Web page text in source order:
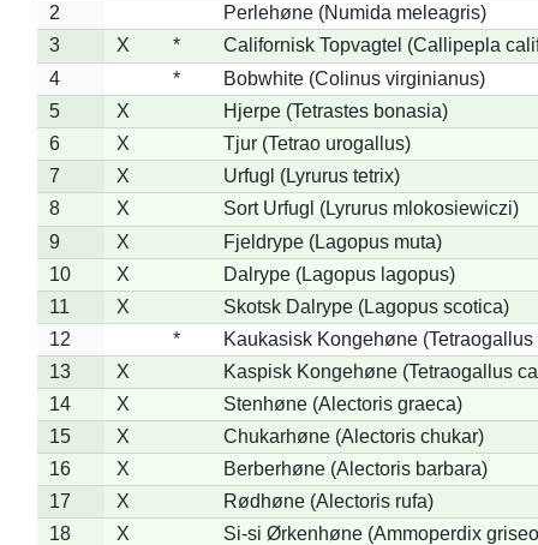
2
Perlehøne (Numida meleagris)
3
X *
Californisk Topvagtel (Callipepla
4
*
Bobwhite (Colinus virginianus)
5
X
Hjerpe (Tetrastes bonasia)
6
X
Tjur (Tetrao urogallus)
7
X
Urfugl (Lyrurus tetrix)
8
X
Sort Urfugl (Lyrurus mlokosiewiczi)
9
X
Fjeldrype (Lagopus muta)
10
X
Dalrype (Lagopus lagopus)
11
X
Skotsk Dalrype (Lagopus scotica)
12
*
Kaukasisk Kongehøne
13
X
Kaspisk Kongehøne (Tetraogallus
14
X
Stenhøne (Alectoris graeca)
15
X
Chukarhøne (Alectoris chukar)
16
X
Berberhøne (Alectoris barbara)
17
X
Rødhøne (Alectoris rufa)
18
X
Si-si Ørkenhøne (Ammoperdix